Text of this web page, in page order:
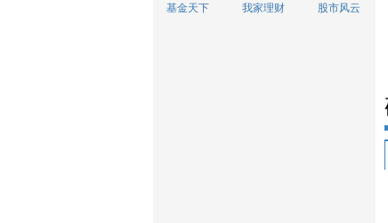
基金天下 我家理财 股市风云